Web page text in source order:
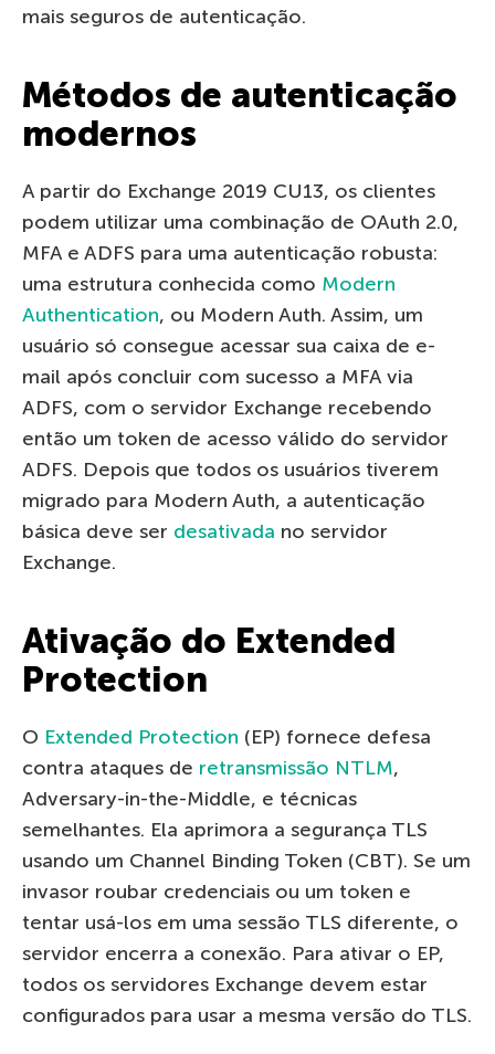
mais seguros de autenticação.
Métodos de autenticação
modernos
A partir do Exchange 2019 CU13, os clientes
podem utilizar uma combinação de OAuth 2.0,
MFA e ADFS para uma autenticação robusta:
uma estrutura conhecida como Modern
Authentication, ou Modern Auth. Assim, um
usuário só consegue acessar sua caixa de e-
mail após concluir com sucesso a MFA via
ADFS, com o servidor Exchange recebendo
então um token de acesso válido do servidor
ADFS. Depois que todos os usuários tiverem
migrado para Modern Auth, a autenticação
básica deve ser desativada no servidor
Exchange.
Ativação do Extended
Protection
O Extended Protection (EP) fornece defesa
contra ataques de retransmissão NTLM,
Adversary-in-the-Middle, e técnicas
semelhantes. Ela aprimora a segurança TLS
usando um Channel Binding Token (CBT). Se um
invasor roubar credenciais ou um token e
tentar usá-los em uma sessão TLS diferente, o
servidor encerra a conexão. Para ativar o EP,
todos os servidores Exchange devem estar
configurados para usar a mesma versão do TLS.